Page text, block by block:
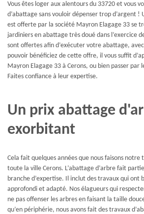
Vous êtes loger aux alentours du 33720 et vous
d’abattage sans vouloir dépenser trop d’argent !
est offerte par la société Mayron Elagage 33 se
jardiniers en abattage très doué dans l’exercice
sont offertes afin d’exécuter votre abattage,
pouvoir bénéficiez de cette offre, il vous suffit
Mayron Elagage 33 à Cerons, ou bien passer par
Faites confiance à leur expertise.
Un prix abattage
exorbitant
Cela fait quelques années que nous faisons notre
toute la ville Cerons. L’abattage d’arbre fait
branche d’expertise. Il inclut des travaux qui ont
approfondi et adapté. Nos élagueurs qui
ne pas offenser les arbres en faisant la taille
qu’en périphérie, nous avons fait des travaux